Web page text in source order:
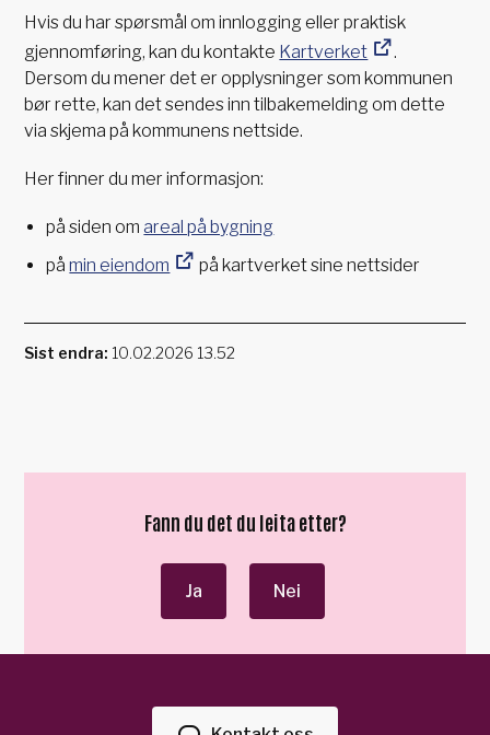
Hvis du har spørsmål om innlogging eller praktisk
gjennomføring, kan du kontakte Kartverket
.
Dersom du mener det er opplysninger som kommunen
bør rette, kan det sendes inn tilbakemelding om dette
via skjema på kommunens nettside.
Her finner du mer informasjon:
på siden om areal på bygning
påmin eiendom på kartverket sine nettsider
Sist endra 10.02.2026 13.52
Fann du det du leita etter?
Ja Nei